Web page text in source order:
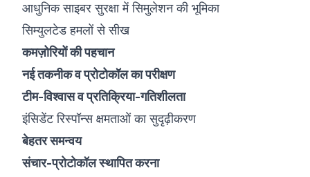
आधुनिक साइबर सुरक्षा में सिमुलेशन की भूमिका
सिम्युलटेड हमलों से सीख
कमज़ोरियों की पहचान
नई तकनीक व प्रोटोकॉल का परीक्षण
टीम-विश्वास व प्रतिक्रिया-गतिशीलता
इंसिडेंट रिस्पॉन्स क्षमताओं का सुदृढ़ीकरण
बेहतर समन्वय
संचार-प्रोटोकॉल स्थापित करना